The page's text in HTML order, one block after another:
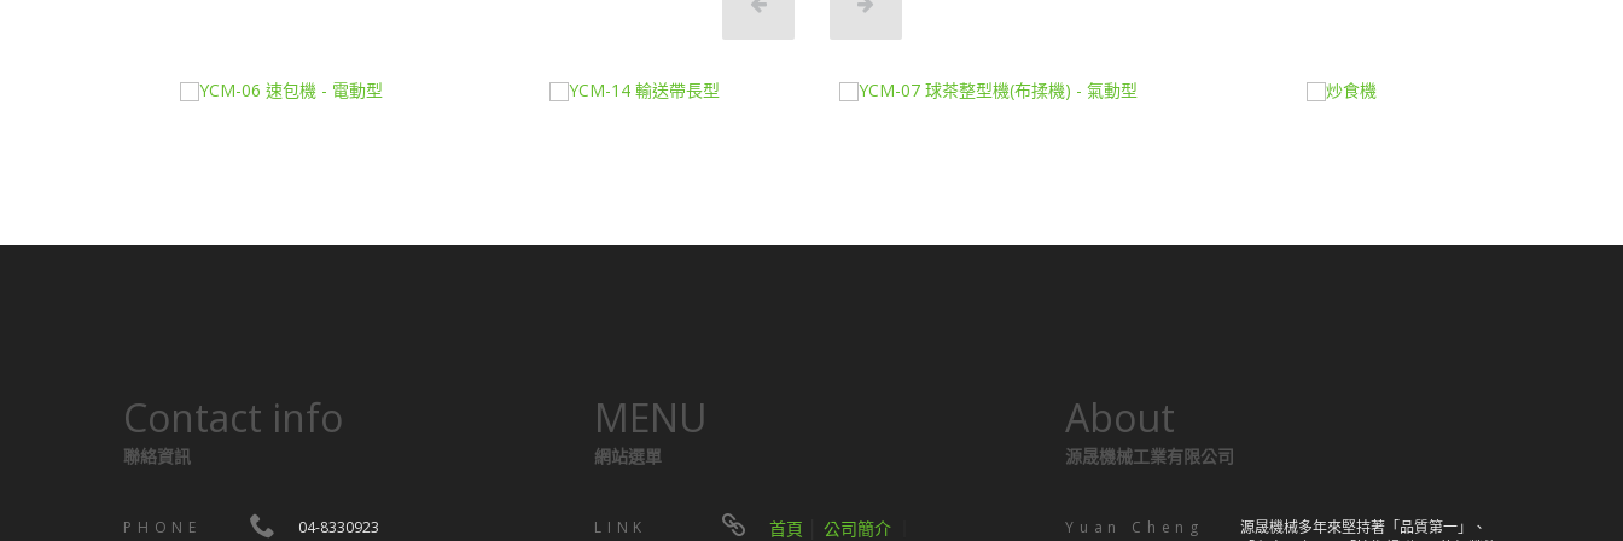
Contact info
聯絡資訊
PHONE 04-8330923
MENU
網站選單
LINK 首頁 公司簡介
About
源晟機械工業有限公司
Yuan Cheng
源晟機械多年來堅持著「品質第一」、